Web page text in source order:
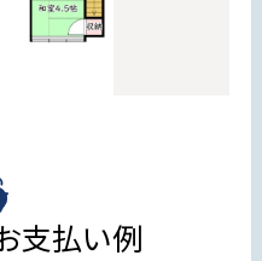
支払い例